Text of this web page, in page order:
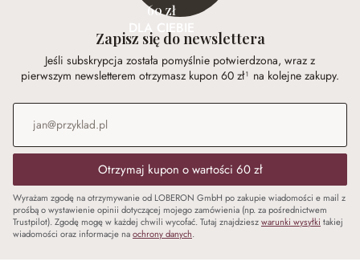
60 zł
DLA CIEBIE
Zapisz się do newslettera
Jeśli subskrypcja została pomyślnie potwierdzona, wraz z
pierwszym newsletterem otrzymasz kupon 60 zł¹ na kolejne zakupy.
Adres e-mail
Otrzymaj kupon o wartości 60 zł
Wyrażam zgodę na otrzymywanie od LOBERON GmbH po zakupie wiadomości e mail z
prośbą o wystawienie opinii dotyczącej mojego zamówienia (np. za pośrednictwem
Trustpilot). Zgodę mogę w każdej chwili wycofać. Tutaj znajdzieszwarunki wysyłki takiej
wiadomości oraz informacje naochrony danych.